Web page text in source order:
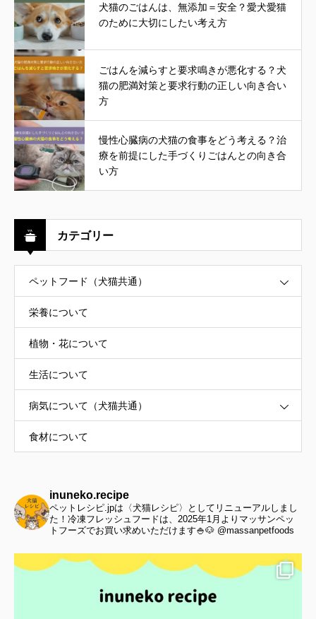
犬猫のごはんは、無添加＝安全？愛犬愛猫
のために大切にしたい考え方
ごはんを減らすと要求鳴きが悪化する？犬
猫の肥満対策と要求行動の正しい向き合い
方
慢性心臓病の犬猫の食事をどう考える？治
療を前提にした手づくりごはんとの向き合
い方
カテゴリー
ペットフード（犬猫共通）
栄養について
植物・花について
生活について
病気について（犬猫共通）
食材について
inuneko.recipe
ペットレシピ.jpは〈犬猫レシピ〉としてリニューアルしまし
た！冷凍フレッシュフードは、2025年1月よりマッサンペッ
トフーズでお買い求めいただけます🍚🐶 @massanpetfoods